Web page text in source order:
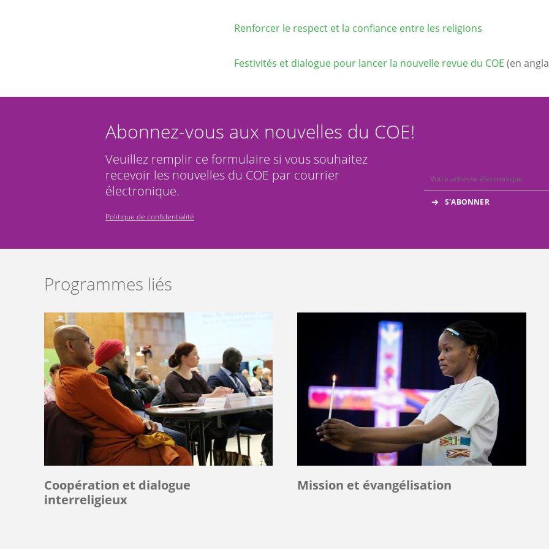
Renforcer le respect et la confiance entre les religions
Festivités et dialogue pour lancer la nouvelle revue du COE (en
Abonnez-vous aux nouvelles du COE!
Veuillez remplir ce formulaire si vous souhaitez
recevoir les nouvelles du COE par courrier
électronique.
Politique de confidentialité
Programmes liés
Coopération et dialogue
interreligieux
Mission et évangélisation